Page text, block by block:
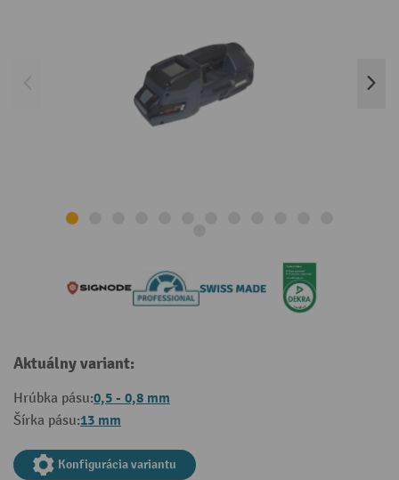
Aktuálny variant:
Hrúbka pásu:0,5 - 0,8 mm
Šírka pásu:13 mm
Konfigurácia variantu